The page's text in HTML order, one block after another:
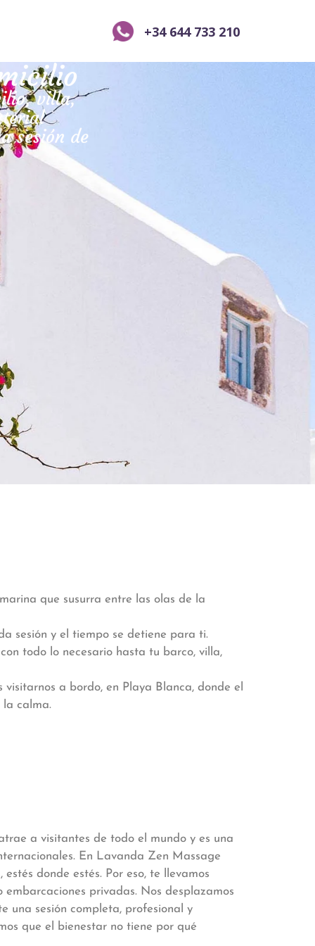
+34 644 733 210
que susurra entre las olas de la
sesión y el tiempo se detiene para ti.
todo lo necesario hasta tu barco, villa,
a bordo, en Playa Blanca, donde el
la calma.
a visitantes de todo el mundo y es una
En Lavanda Zen Massage
donde estés. Por eso, te llevamos
privadas. Nos desplazamos
una sesión completa, profesional y
que el bienestar no tiene por qué